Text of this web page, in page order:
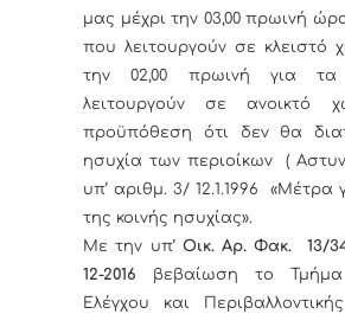
μας μέχρι την 03,00 πρωινή
που λειτουργούν σε κλειστό
την 02,00 πρωινή για
λειτουργούν σε ανοικτό
προϋπόθεση ότι δεν θα
ησυχία των περιοίκων (
υπ’ αριθμ. 3/ 12.1.1996 «Μέτρα
της κοινής ησυχίας».
Με την υπ’ Οικ. Αρ. Φακ. 13/
12-2016 βεβαίωση το Τμήμα
Ελέγχου και